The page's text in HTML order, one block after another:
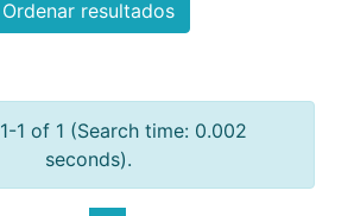
Ordenar resultados
1 of 1 (Search time: 0.002
seconds).